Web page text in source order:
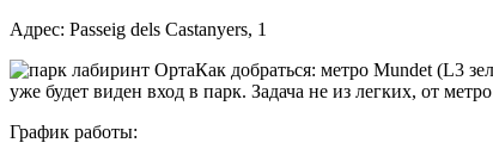
Адрес: Passeig dels Castanyers, 1
Как добраться: метро Mundet (L3
уже будет виден вход в парк. Задача не из легких, от
График работы: